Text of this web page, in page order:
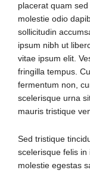
placerat quam
molestie odio
sollicitudin
ipsum nibh ut
vitae ipsum elit.
fringilla tempus.
fermentum non,
scelerisque urna
mauris tristique
Sed tristique
scelerisque felis in
molestie egestas